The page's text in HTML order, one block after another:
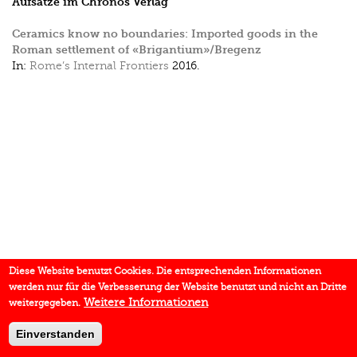
Ceramics know no boundaries: Imported goods in the
Roman settlement of «Brigantium»/Bregenz
In: Rome’s Internal Frontiers 2016.
Diese Website benutzt Cookies. Die entsprechenden Informationen
werden nur für die Verbesserung der Website benutzt und nicht an Dritte
weitergegeben. Weitere Informationen
Einverstanden